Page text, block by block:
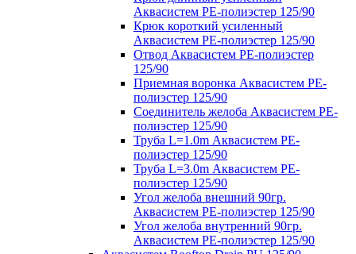
Аквасистем PE-полиэстер 125/90
Крюк короткий усиленный
Аквасистем PE-полиэстер 125/90
Отвод Аквасистем РЕ-полиэстер
125/90
Приемная воронка Аквасистем PE-
полиэстер 125/90
Соединитель желоба Аквасистем PE-
полиэстер 125/90
Труба L=1.0m Аквасистем PE-
полиэстер 125/90
Труба L=3.0m Аквасистем PE-
полиэстер 125/90
Угол желоба внешний 90гр.
Аквасистем PE-полиэстер 125/90
Угол желоба внутренний 90гр.
Аквасистем PE-полиэстер 125/90